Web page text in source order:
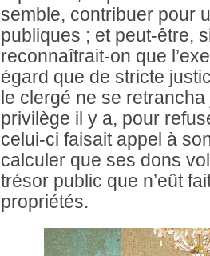
semble, contribuer pour
publiques ; et peut-être,
reconnaîtrait-on que
égard que de stricte
le clergé ne se
privilège il y a, pour
celui-ci faisait appel à
calculer que ses dons
trésor public que n’eût
propriétés.